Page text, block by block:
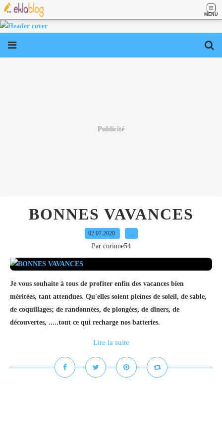
MENU
Publicité
BONNES VAVANCES
02.07.2020 …
Par corinne54
Je vous souhaite à tous de profiter enfin des vacances bien
méritées, tant attendues. Qu'elles soient pleines de soleil, de sable,
de coquillages; de randonnées, de plongées, de dîners, de
découvertes, .....tout ce qui recharge nos batteries.
Lire la suite